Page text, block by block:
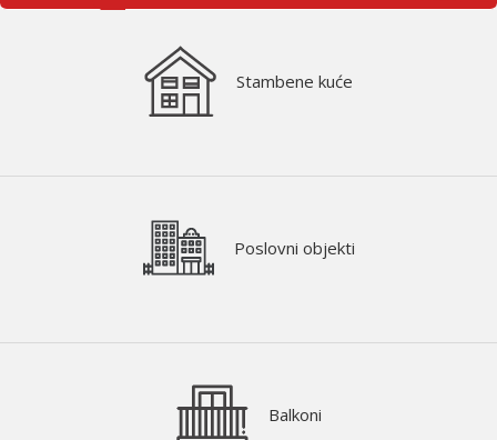
Stambene kuće
Poslovni objekti
Balkoni